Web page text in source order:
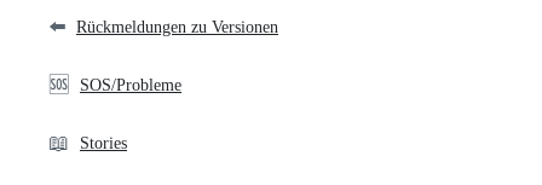
⬅️ Rückmeldungen zu Versionen
🆘 SOS/Probleme
📖 Stories